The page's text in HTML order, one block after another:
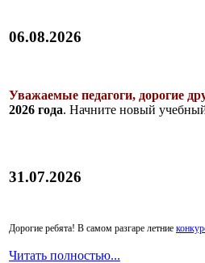
06.08.2026
Уважаемые педагоги, дорогие
2026 года. Начните новый
31.07.2026
Дорогие ребята! В самом разгаре летние
Читать полностью...